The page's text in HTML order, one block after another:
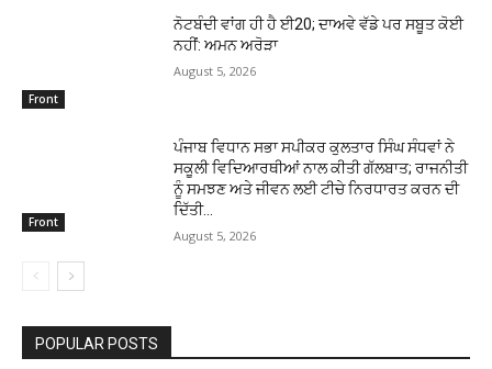
Front
ਨੋਟਬੰਦੀ ਵਾਂਗ ਹੀ ਹੈ ਈ20; ਦਾਅਵੇ ਵੱਡੇ ਪਰ ਸਬੂਤ ਕੋਈ
ਨਹੀਂ: ਅਮਨ ਅਰੋੜਾ
August 5, 2026
Front
ਪੰਜਾਬ ਵਿਧਾਨ ਸਭਾ ਸਪੀਕਰ ਕੁਲਤਾਰ ਸਿੰਘ ਸੰਧਵਾਂ ਨੇ
ਸਕੂਲੀ ਵਿਦਿਆਰਥੀਆਂ ਨਾਲ ਕੀਤੀ ਗੱਲਬਾਤ; ਰਾਜਨੀਤੀ
ਨੂੰ ਸਮਝਣ ਅਤੇ ਜੀਵਨ ਲਈ ਟੀਚੇ ਨਿਰਧਾਰਤ ਕਰਨ ਦੀ
ਦਿੱਤੀ...
August 5, 2026
POPULAR POSTS